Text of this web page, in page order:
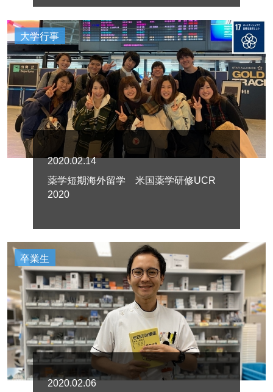
大学行事
2020.02.14
薬学短期海外留学 米国薬学研修UCR
2020
卒業生
2020.02.06